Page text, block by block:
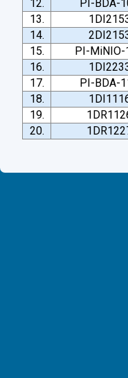
12.
PI-BDA-
13.
14.
15.
PI-MiNIO-
16.
17.
PI-BDA-
18.
19.
20.